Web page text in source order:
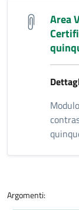
Area
Argomenti: